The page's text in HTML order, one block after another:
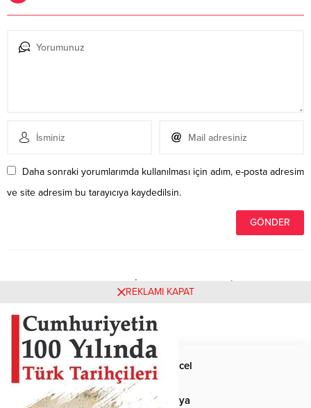
Daha sonraki yorumlarımda kullanılması için adım, e-posta adresim
ve site adresim bu tarayıcıya kaydedilsin.
Henüz yorum yapılmamış. İlk yorumu yukarıdaki form
aracılığıyla siz yapabilirsiniz.
Anasayfa Güncel
Siyaset Dünya
REKLAMI KAPAT